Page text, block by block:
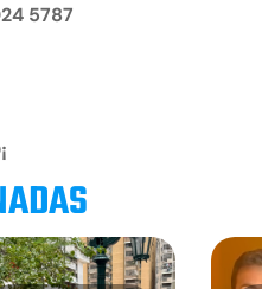
5787